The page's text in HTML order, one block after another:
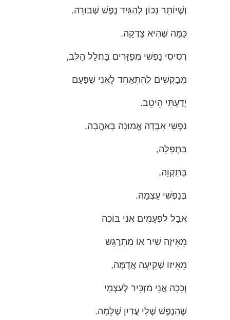
וְשֶׁיּוֹתֵר נָכוֹן לְהַגִּיד נֶפֶשׁ שְׁבוּרָה.
כַּמָּה שֶׁהִיא צָדְקָה.
רְסִיסֵי נַפְשִׁי מְפֻזָּרִים בַּחֲלַל הַלֵּב,
מְבַקְּשִׁים לְהִתְאַחֵד לָאֲנִי שֶׁפַּעַם
יָדַעְתִּי הֵיטֵב.
נַפְשִׁי אִבְּדָה אֱמוּנָה בָּאַהֲבָה,
בַּתְּפִלָּה,
בַּתִּקְוָה,
בְּנַפְשִׁי עַצְמָהּ.
אֲבָל לִפְעָמִים אֲנִי בּוֹכֶה
מֵאֵיזֶה שִׁיר אוֹ מִתְרַגֵּשׁ
מֵאֵיזוֹ שְׁקִיעָה אֲדֻמָּה,
וְכָכָה אֲנִי מַזְכִּיר לְעַצְמִי
שֶׁהַנֶּפֶשׁ שֶׁלִּי עֲדַיִן שְׁלֵמָה.